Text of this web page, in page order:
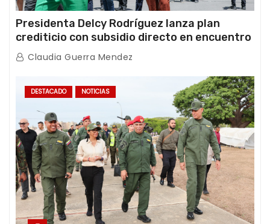
Presidenta Delcy Rodríguez lanza plan
crediticio con subsidio directo en encuentro
con Juntas de Condominio
Claudia Guerra Mendez
DESTACADO NOTICIAS